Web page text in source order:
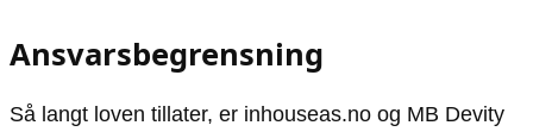
Ansvarsbegrensning
Så langt loven tillater, er inhouseas.no og MB Devity